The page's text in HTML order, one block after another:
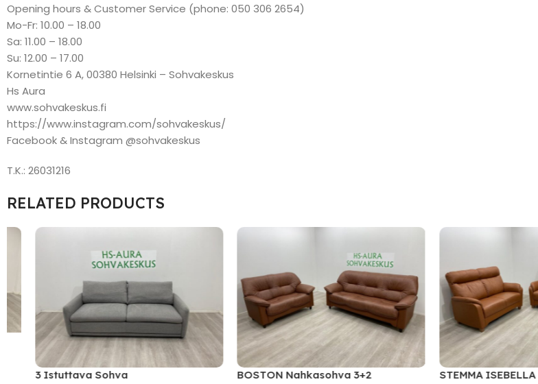
Opening hours & Customer Service (phone: 050 306 2654)
Mo-Fr: 10.00 – 18.00
Sa: 11.00 – 18.00
Su: 12.00 – 17.00
Kornetintie 6 A, 00380 Helsinki – Sohvakeskus
Hs Aura
www.sohvakeskus.fi
https://www.instagram.com/sohvakeskus/
Facebook & Instagram @sohvakeskus
T.K.: 26031216
RELATED PRODUCTS
3 Istuttava Sohva BOSTON Nahkasohva 3+2
STEMMA ISEBELLA